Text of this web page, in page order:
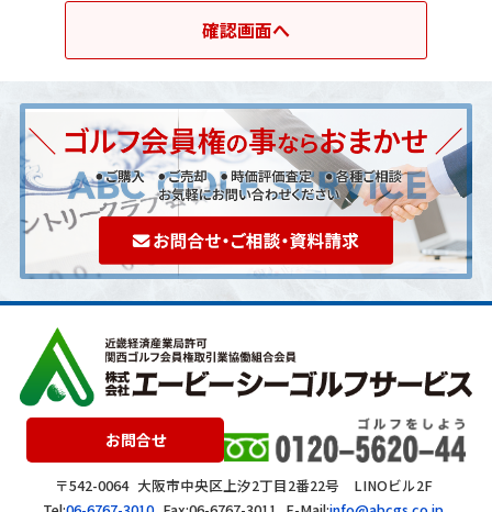
お問合せ
〒542-0064 大阪市中央区上汐2丁目2番22号 LINOビル2F